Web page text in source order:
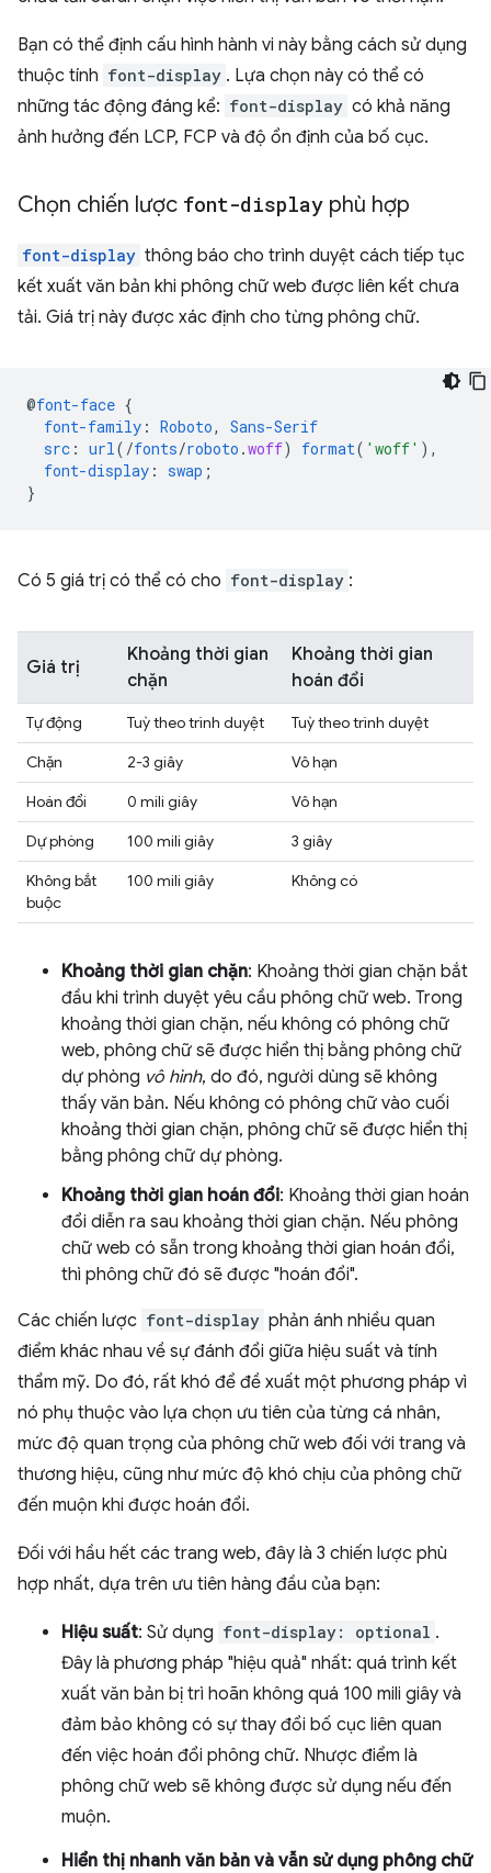
Bạn có thể định cấu hình hành vi này bằng cách sử dụng
thuộc tính font-display . Lựa chọn này có thể có
những tác động đáng kể: font-display có khả năng
ảnh hưởng đến LCP, FCP và độ ổn định của bố cục.
Chọn chiến lược font-display phù hợp
font-display thông báo cho trình duyệt cách tiếp tục
kết xuất văn bản khi phông chữ web được liên kết chưa
tải. Giá trị này được xác định cho từng phông chữ.
@font-face {
font-family : Roboto,
Sans-Serif
src : url (/fonts/roboto .woff) format( 'woff' ),
font-display : swap ;
}
Có 5 giá trị có thể có cho font-display :
Giá trị
Khoảng thời gian
chặn
Khoảng thời gian
hoán đổi
Tự động Tuỳ theo trình duyệt
Tuỳ theo trình duyệt
Chặn
2-3 giây
Vô hạn
Hoán đổi
0 mili giây
Vô hạn
Dự phòng
100 mili giây
3 giây
Không bắt
buộc
100 mili giây Không có
Khoảng thời gian chặn: Khoảng thời gian chặn bắt
đầu khi trình duyệt yêu cầu phông chữ web. Trong
khoảng thời gian chặn, nếu không có phông chữ
web, phông chữ sẽ được hiển thị bằng phông chữ
dự phòng vô hình, do đó, người dùng sẽ không
thấy văn bản. Nếu không có phông chữ vào cuối
khoảng thời gian chặn, phông chữ sẽ được hiển thị
bằng phông chữ dự phòng.
Khoảng thời gian hoán đổi: Khoảng thời gian hoán
đổi diễn ra sau khoảng thời gian chặn. Nếu phông
chữ web có sẵn trong khoảng thời gian hoán đổi,
thì phông chữ đó sẽ được "hoán đổi".
Các chiến lược font-display phản ánh nhiều quan
điểm khác nhau về sự đánh đổi giữa hiệu suất và tính
thẩm mỹ. Do đó, rất khó để đề xuất một phương pháp vì
nó phụ thuộc vào lựa chọn ưu tiên của từng cá nhân,
mức độ quan trọng của phông chữ web đối với trang và
thương hiệu, cũng như mức độ khó chịu của phông chữ
đến muộn khi được hoán đổi.
Đối với hầu hết các trang web, đây là 3 chiến lược phù
hợp nhất, dựa trên ưu tiên hàng đầu của bạn:
Hiệu suất: Sử dụng font-display: optional .
Đây là phương pháp "hiệu quả" nhất: quá trình kết
xuất văn bản bị trì hoãn không quá 100 mili giây và
đảm bảo không có sự thay đổi bố cục liên quan
đến việc hoán đổi phông chữ. Nhược điểm là
phông chữ web sẽ không được sử dụng nếu đến
muộn.
Hiển thị nhanh văn bản và vẫn sử dụng phông chữ